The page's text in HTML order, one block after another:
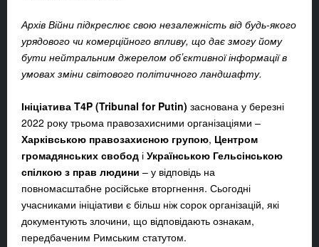
Архів Війни підкреслює свою незалежність від будь-якого
урядового чи комерційного впливу, що дає змогу йому
бути нейтральним джерелом обʼєктивної інформації в
умовах зміни світового політичного ландшафту.
Ініціатива T4P (Tribunal for Putin) заснована у березні
2022 року трьома правозахисними організаціями –
Харківською правозахисною групою, Центром
громадянських свобод і Українською Гельсінською
спілкою з прав людини – у відповідь на
повномасштабне російське вторгнення. Сьогодні
учасниками ініціативи є більш ніж сорок організацій, які
документують злочини, що відповідають ознакам,
передбаченим Римським статутом.